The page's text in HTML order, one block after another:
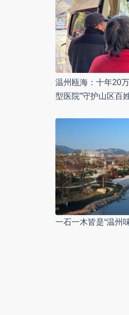
温州瓯海：十年20
型医院”守护山区百
一石一木皆是“温州